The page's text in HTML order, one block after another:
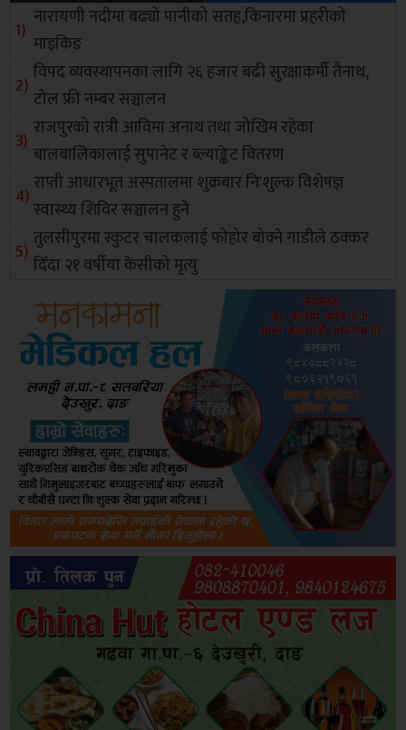
नारायणी नदीमा बढ्यो पानीको सतह,किनारमा प्रहरीको
माइकिङ
विपद व्यवस्थापनका लागि २६ हजार बढी सुरक्षाकर्मी तैनाथ,
टोल फ्री नम्बर सञ्चालन
राजपुरको रात्री आविमा अनाथ तथा जोखिम रहेका
बालबालिकालाई सुपानेट र ब्ल्याङ्केट वितरण
राप्ती आधारभूत अस्पतालमा शुक्रबार निःशुल्क विशेषज्ञ
स्वास्थ्य शिविर सञ्चालन हुने
तुलसीपुरमा स्कुटर चालकलाई फोहोर बोक्ने गाडीले ठक्कर
दिँदा २१ वर्षीया केसीको मृत्यु